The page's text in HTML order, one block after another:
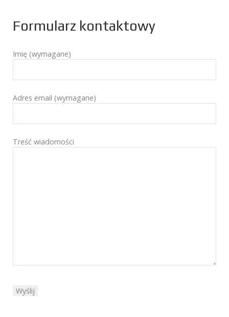
Formularz kontaktowy
Imię (wymagane)
Adres email (wymagane)
Treść wiadomości